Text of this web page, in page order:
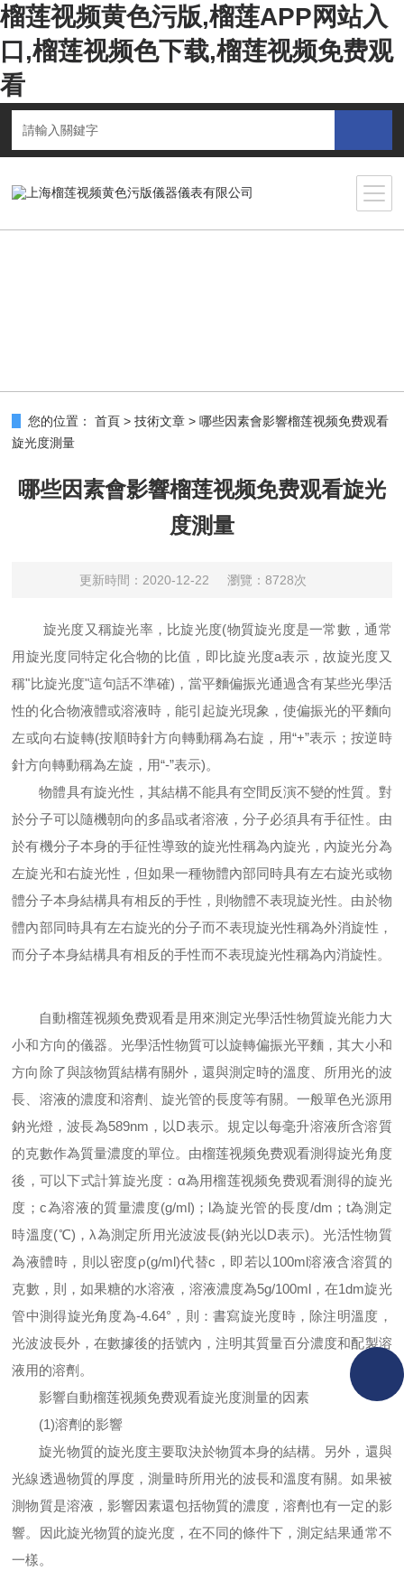
榴莲视频黄色污版,榴莲APP网站入
口,榴莲视频色下载,榴莲视频免费观
看
您的位置： 首頁 >技術文章 >哪些因素會影響榴莲视频免费观看
旋光度測量
哪些因素會影響榴莲视频免费观看旋光
度測量
更新時間：2020-12-22 瀏覽：8728次
旋光度又稱旋光率，比旋光度(物質旋光度是一常數，通常
用旋光度同特定化合物的比值，即比旋光度a表示，故旋光度又
稱"比旋光度"這句話不準確)，當平麵偏振光通過含有某些光學活
性的化合物液體或溶液時，能引起旋光現象，使偏振光的平麵向
左或向右旋轉(按順時針方向轉動稱為右旋，用“+”表示；按逆時
針方向轉動稱為左旋，用“-”表示)。
物體具有旋光性，其結構不能具有空間反演不變的性質。對
於分子可以隨機朝向的多晶或者溶液，分子必須具有手征性。由
於有機分子本身的手征性導致的旋光性稱為內旋光，內旋光分為
左旋光和右旋光性，但如果一種物體內部同時具有左右旋光或物
體分子本身結構具有相反的手性，則物體不表現旋光性。由於物
體內部同時具有左右旋光的分子而不表現旋光性稱為外消旋性，
而分子本身結構具有相反的手性而不表現旋光性稱為內消旋性。
自動榴莲视频免费观看是用來測定光學活性物質旋光能力大
小和方向的儀器。光學活性物質可以旋轉偏振光平麵，其大小和
方向除了與該物質結構有關外，還與測定時的溫度、所用光的波
長、溶液的濃度和溶劑、旋光管的長度等有關。一般單色光源用
鈉光燈，波長為589nm，以D表示。規定以每毫升溶液所含溶質
的克數作為質量濃度的單位。由榴莲视频免费观看測得旋光角度
後，可以下式計算旋光度：α為用榴莲视频免费观看測得的旋光
度；c為溶液的質量濃度(g/ml)；l為旋光管的長度/dm；t為測定
時溫度(℃)，λ為測定所用光波波長(鈉光以D表示)。光活性物質
為液體時，則以密度ρ(g/ml)代替c，即若以100ml溶液含溶質的
克數，則，如果糖的水溶液，溶液濃度為5g/100ml，在1dm旋光
管中測得旋光角度為-4.64°，則：書寫旋光度時，除注明溫度，
光波波長外，在數據後的括號內，注明其質量百分濃度和配製溶
液用的溶劑。
影響自動榴莲视频免费观看旋光度測量的因素
(1)溶劑的影響
旋光物質的旋光度主要取決於物質本身的結構。另外，還與
光線透過物質的厚度，測量時所用光的波長和溫度有關。如果被
測物質是溶液，影響因素還包括物質的濃度，溶劑也有一定的影
響。因此旋光物質的旋光度，在不同的條件下，測定結果通常不
一樣。